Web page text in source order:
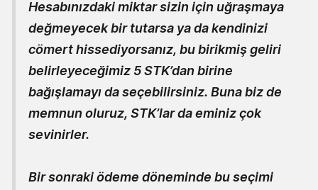
Hesabınızdaki miktar sizin için uğraşmaya
değmeyecek bir tutarsa ya da kendinizi
cömert hissediyorsanız, bu birikmiş geliri
belirleyeceğimiz 5 STK’dan birine
bağışlamayı da seçebilirsiniz. Buna biz de
memnun oluruz, STK’lar da eminiz çok
sevinirler.
Bir sonraki ödeme döneminde bu seçimi